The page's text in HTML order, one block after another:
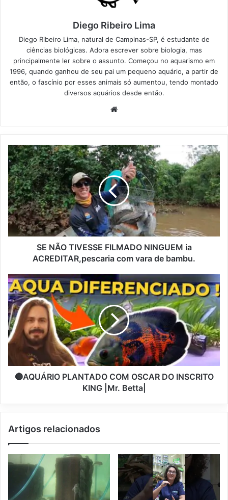
Diego Ribeiro Lima
Diego Ribeiro Lima, natural de Campinas-SP, é estudante de
ciências biológicas. Adora escrever sobre biologia, mas
principalmente ler sobre o assunto. Começou no aquarismo em
1996, quando ganhou de seu pai um pequeno aquário, a partir de
então, o fascínio por esses animais só aumentou, tendo montado
diversos aquários desde então.
Website
SE NÃO TIVESSE FILMADO NINGUEM ia
ACREDITAR,pescaria com vara de bambu.
🔴AQUÁRIO PLANTADO COM OSCAR DO INSCRITO
KING |Mr. Betta|
Artigos relacionados